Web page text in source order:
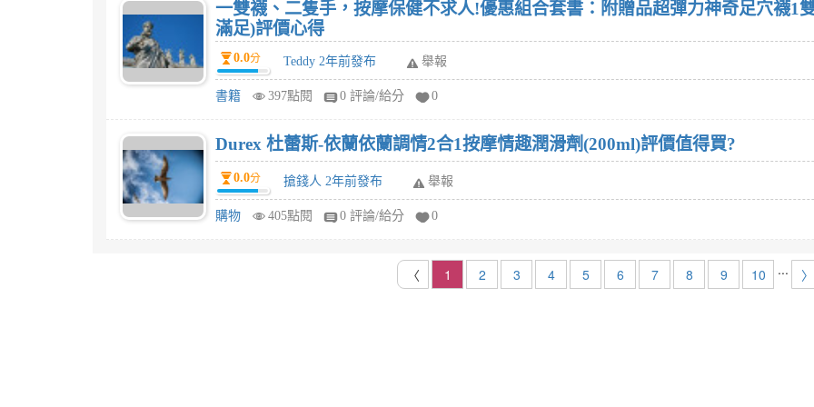
一雙襪、二隻手，按摩保健不求人!優惠組合套書：附贈品超彈力神奇足穴襪1
滿足)評價心得
0.0分 Teddy 2年前發布 舉報
書籍 397點閱 0 評論/給分 0
Durex 杜蕾斯-依蘭依蘭調情2合1按摩情趣潤滑劑(200ml)評價值得買?
0.0分 搶錢人 2年前發布 舉報
購物 405點閱 0 評論/給分 0
〈 1 2 3 4 5 6 7 8 9 10 ... 〉